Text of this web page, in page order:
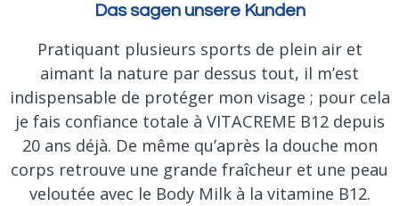
Das sagen unsere Kunden
Pratiquant plusieurs sports de plein air et
aimant la nature par dessus tout, il m’est
indispensable de protéger mon visage ; pour cela
je fais confiance totale à VITACREME B12 depuis
20 ans déjà. De même qu’après la douche mon
corps retrouve une grande fraîcheur et une peau
veloutée avec le Body Milk à la vitamine B12.